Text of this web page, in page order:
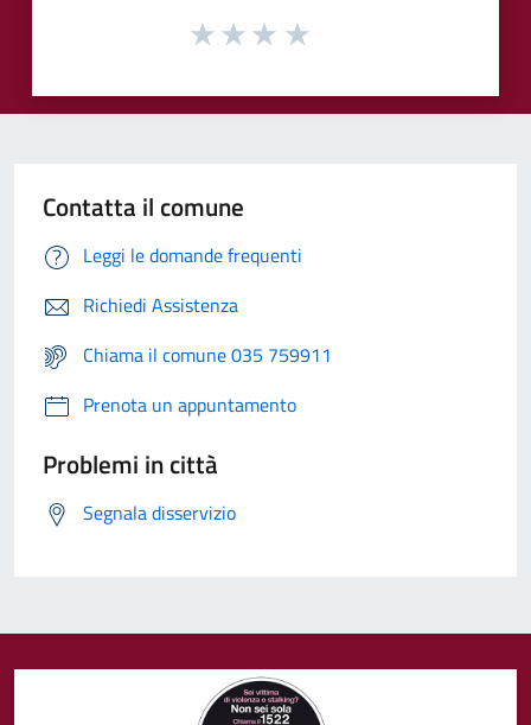
Contatta il comune
Leggi le domande frequenti
Richiedi Assistenza
Chiama il comune 035 759911
Prenota un appuntamento
Problemi in città
Segnala disservizio